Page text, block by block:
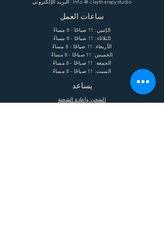
البريد الإلكتروني: Info @ claytherapystudio
ساعات العمل
الإثنين: 11 صباحًا - 8 مساءً
الثلاثاء: 11 صباحًا - 8 مساءً
الأربعاء: 11 صباحًا - 8 مساءً
الخميس: 11 صباحًا - 8 مساءً
الجمعة: 11 صباحًا - 8 مساءً
السبت: 11 صباحًا - 8 مساءً
يساعد
الشحن وإعادة الشحنة